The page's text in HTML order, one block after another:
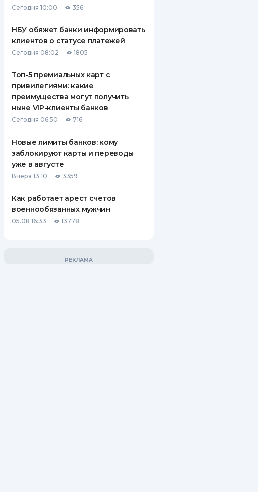
СТРАХОВАНИЮ
ВСЕ СТРАХОВЫЕ ПОЛИСЫ
ОТЗЫВЫ О СТРАХОВЫХ
КОМПАНИЯХ
Сегодня 10:00 356
НБУ обяжет банки информировать
клиентов о статусе платежей
Сегодня 08:02 1805
Топ-5 премиальных карт с
привилегиями: какие
преимущества могут получить
ныне VIP-клиенты банков
Сегодня 06:50 716
Новые лимиты банков: кому
заблокируют карты и переводы
уже в августе
Вчера 13:10 3359
Как работает арест счетов
военнообязанных мужчин
05.08 16:33 13778